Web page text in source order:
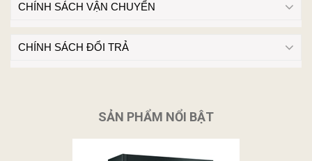
CHÍNH SÁCH VẬN CHUYỂN
CHÍNH SÁCH ĐỔI TRẢ
SẢN PHẨM NỔI BẬT